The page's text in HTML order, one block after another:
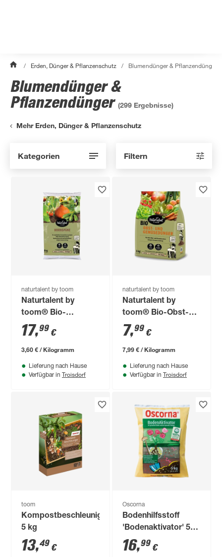
/ Erden, Dünger & Pflanzenschutz / Blumendünger & Pflanzendünger
Blumendünger &
Pflanzendünger (299 Ergebnisse)
Mehr Erden, Dünger & Pflanzenschutz
Kategorien Filtern
naturtalent by toom
Naturtalent by
toom® Bio-
Hornspäne 5 kg
17,99 €
3,60 € / Kilogramm
Lieferung nach Hause
Verfügbar in Troisdorf
naturtalent by toom
Naturtalent by
toom® Bio-Obst-
und Gemüsedünger
1 kg
7,99 €
7,99 € / Kilogramm
Lieferung nach Hause
Verfügbar in Troisdorf
toom
Kompostbeschleuniger
5 kg
13,49 €
Oscorna
Bodenhilfsstoff
'Bodenaktivator' 5
kg
16,99 €